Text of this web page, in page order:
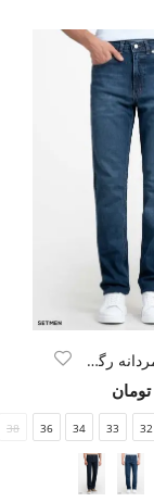
شلوار جین مردانه رگولار
32
33
34
36
38